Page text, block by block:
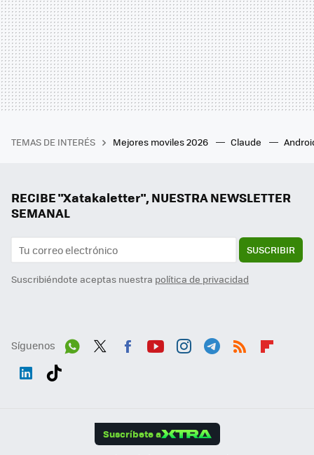
TEMAS DE INTERÉS Mejores moviles 2026 Claude
RECIBE "Xatakaletter", NUESTRA NEWSLETTER
SEMANAL
SUSCRIBIR
Suscribiéndote aceptas nuestra política de privacidad
Síguenos
Suscríbete a